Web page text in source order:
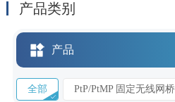
产品类别
产品
全部 PtP/PtMP 固定无线网桥